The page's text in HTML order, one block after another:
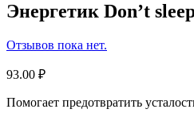
Энергетик Don’t
Отзывов пока нет.
93.00 ₽
Помогает предотвратить